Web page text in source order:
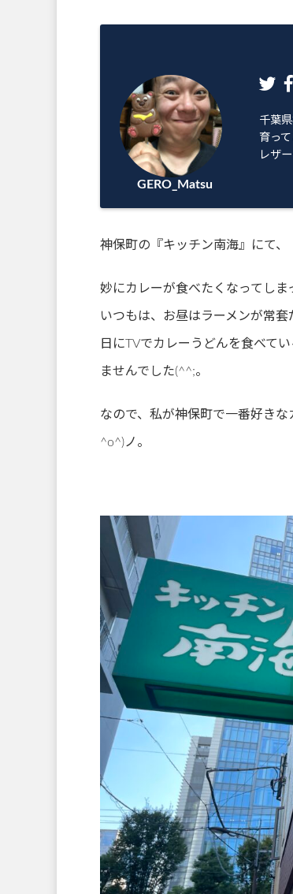
GERO_Matsu
千葉
育っ
レザ
神保町の『キッチン南海』にて、
妙にカレーが食べたくなってしま
いつもは、お昼はラーメンが常
日にTVでカレーうどんを食べて
ませんでした(^^;。
なので、私が神保町で一番好き
^o^)ノ。